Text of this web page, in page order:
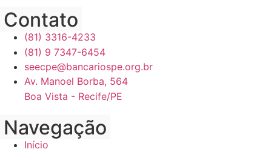
Contato
(81) 3316-4233
(81) 9 7347-6454
seecpe@bancariospe.org.br
Av. Manoel Borba, 564
Boa Vista - Recife/PE
Navegação
Início